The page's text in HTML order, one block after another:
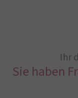
Ihr
Sie haben